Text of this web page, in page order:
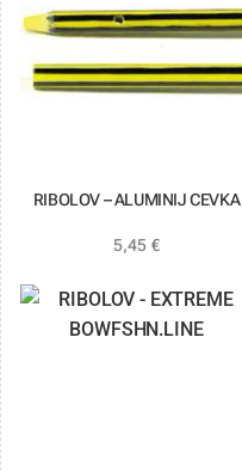
RIBOLOV – ALUMINIJ CEVKA
5,45€